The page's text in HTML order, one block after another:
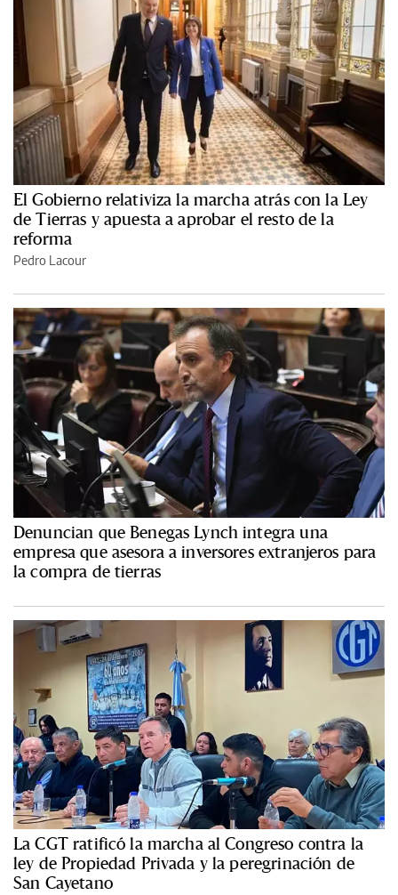
El Gobierno relativiza la marcha atrás con la Ley
de Tierras y apuesta a aprobar el resto de la
reforma
Pedro Lacour
Denuncian que Benegas Lynch integra una
empresa que asesora a inversores extranjeros para
la compra de tierras
La CGT ratificó la marcha al Congreso contra la
ley de Propiedad Privada y la peregrinación de
San Cayetano